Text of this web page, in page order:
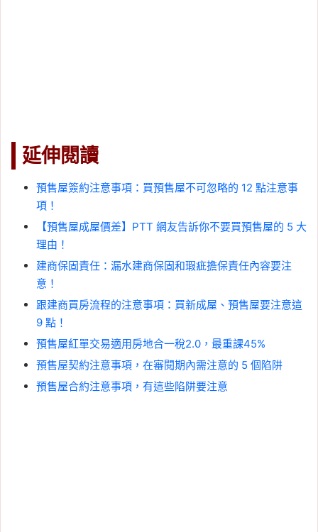
延伸閱讀
預售屋簽約注意事項：買預售屋不可忽略的 12 點注意事
項！
【預售屋成屋價差】PTT 網友告訴你不要買預售屋的 5 大
理由！
建商保固責任：漏水建商保固和瑕疵擔保責任內容要注
意！
跟建商買房流程的注意事項：買新成屋、預售屋要注意這
9 點！
預售屋紅單交易適用房地合一稅2.0，最重課45%
預售屋契約注意事項，在審閱期內需注意的 5 個陷阱
預售屋合約注意事項，有這些陷阱要注意